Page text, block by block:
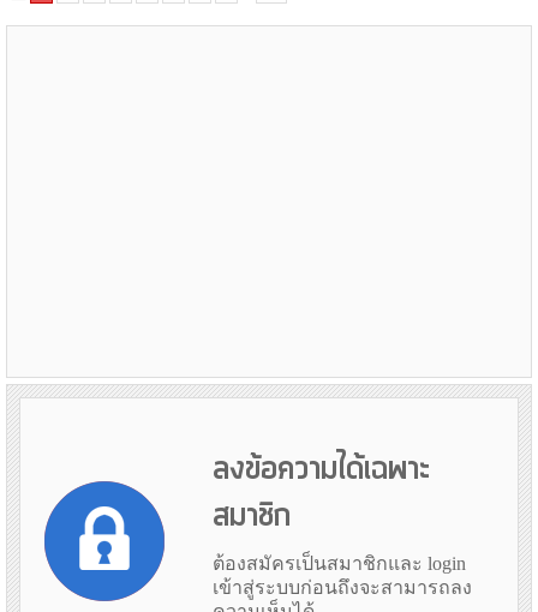
ลงข้อความได้เฉพาะ
สมาชิก
ต้องสมัครเป็นสมาชิกและ login
เข้าสู่ระบบก่อนถึงจะสามารถลง